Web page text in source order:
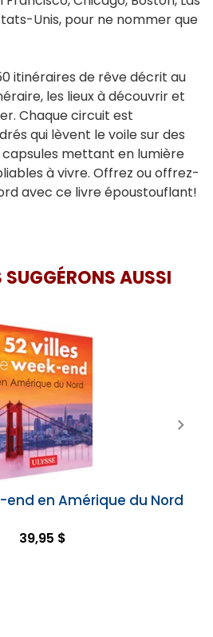
Unis, pour ne nommer que
itinéraires de rêve décrit au
les lieux à découvrir et
Chaque circuit est
qui lèvent le voile sur des
mettant en lumière
à vivre. Offrez ou offrez-
avec ce livre époustouflant!
AUSSI
end en Amérique du Nord
39,95 $